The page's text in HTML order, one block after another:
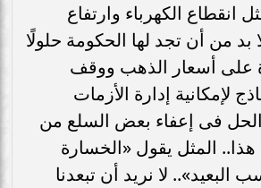
انقطاع الكهرباء وارتفاع
بد من أن تجد لها الحكومة حلولًا
على أسعار الذهب ووقف
لإمكانية إدارة الأزمات
الحل فى إعفاء بعض السلع من
المثل يقول «الخسارة
البعيد».. لا نريد أن تبعدنا